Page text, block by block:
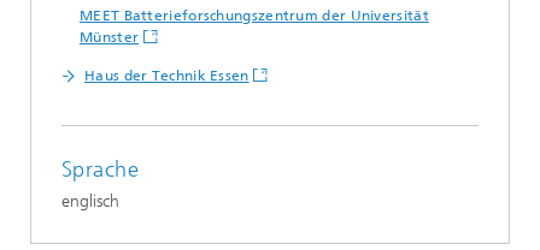
MEET Batterieforschungszentrum der Universität
Münster
Haus der Technik Essen
Sprache
englisch